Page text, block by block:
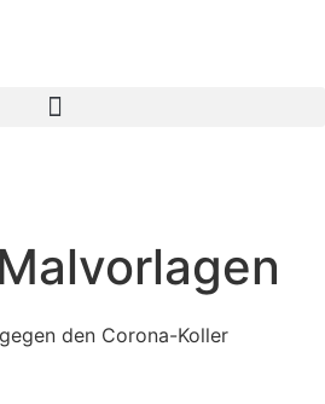
den Corona-Koller